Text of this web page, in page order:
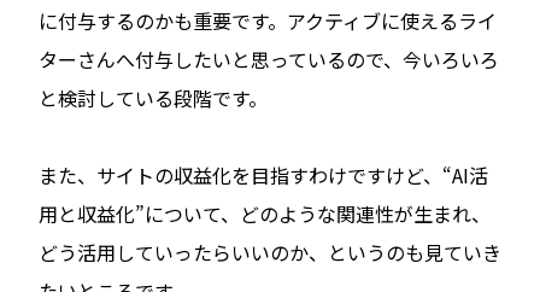
に付与するのかも重要です。アクティブに使えるライ
ターさんへ付与したいと思っているので、今いろいろ
と検討している段階です。
また、サイトの収益化を目指すわけですけど、“AI活
用と収益化”について、どのような関連性が生まれ、
どう活用していったらいいのか、というのも見ていき